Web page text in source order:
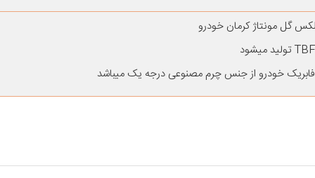
گل مونتاژ کرمان خودرو
فابریک خودرو از جنس چرم مصنوعی درجه یک میباشد